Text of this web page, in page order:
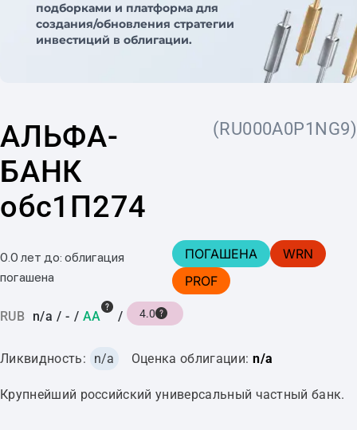
подборками и платформа для
создания/обновления стратегии
инвестиций в облигации.
АЛЬФА-
БАНК
обс1П274
(RU000A0P1NG9)
0.0 лет до: облигация
погашена
ПОГАШЕНА
WRN
PROF
RUB n/a / - / AA / 4.0
Ликвидность: n/a Оценка облигации: n/a
Крупнейший российский универсальный частный банк.